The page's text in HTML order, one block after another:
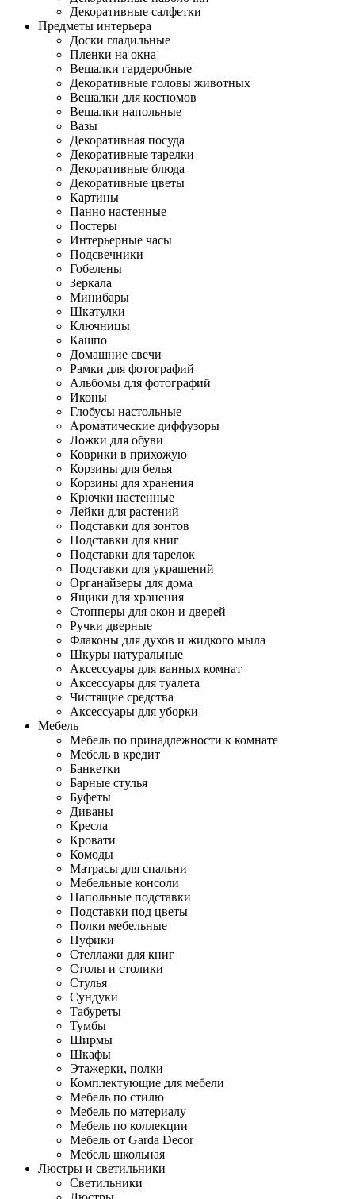
Декоративные салфетки
Предметы интерьера
Доски гладильные
Пленки на окна
Вешалки гардеробные
Декоративные головы животных
Вешалки для костюмов
Вешалки напольные
Вазы
Декоративная посуда
Декоративные тарелки
Декоративные блюда
Декоративные цветы
Картины
Панно настенные
Постеры
Интерьерные часы
Подсвечники
Гобелены
Зеркала
Минибары
Шкатулки
Ключницы
Кашпо
Домашние свечи
Рамки для фотографий
Альбомы для фотографий
Иконы
Глобусы настольные
Ароматические диффузоры
Ложки для обуви
Коврики в прихожую
Корзины для белья
Корзины для хранения
Крючки настенные
Лейки для растений
Подставки для зонтов
Подставки для книг
Подставки для тарелок
Подставки для украшений
Органайзеры для дома
Ящики для хранения
Стопперы для окон и дверей
Ручки дверные
Флаконы для духов и жидкого мыла
Шкуры натуральные
Аксессуары для ванных комнат
Аксессуары для туалета
Чистящие средства
Аксессуары для уборки
Мебель
Мебель по принадлежности к комнате
Мебель в кредит
Банкетки
Барные стулья
Буфеты
Диваны
Кресла
Кровати
Комоды
Матрасы для спальни
Мебельные консоли
Напольные подставки
Подставки под цветы
Полки мебельные
Пуфики
Стеллажи для книг
Столы и столики
Стулья
Сундуки
Табуреты
Тумбы
Ширмы
Шкафы
Этажерки, полки
Комплектующие для мебели
Мебель по стилю
Мебель по материалу
Мебель по коллекции
Мебель от Garda Decor
Мебель школьная
Люстры и светильники
Светильники